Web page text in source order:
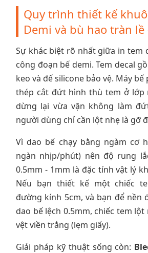
Quy trình thiết kế
Demi và bù hao tràn lề
Sự khác biệt rõ nhất giữa in tem
công đoạn bế demi. Tem decal
keo và đế silicone bảo vệ. Máy
thép cắt đứt hình thù tem ở lớp
dừng lại vừa vặn không làm
người dùng chỉ cần lột nhẹ là gỡ
Vì dao bế chạy bằng ngàm cơ
ngàn nhịp/phút) nên độ rung
0.5mm - 1mm là đặc tính vật lý
Nếu bạn thiết kế một chiếc
đường kính 5cm, và bạn để nền
dao bế lệch 0.5mm, chiếc tem
vệt viền trắng (lẹm giấy).
Giải pháp kỹ thuật sống còn: